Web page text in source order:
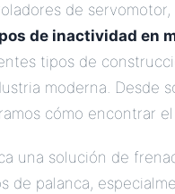
de servomotor,
de inactividad en
tipos de
moderna. Desde
cómo encontrar
una solución de
de palanca,